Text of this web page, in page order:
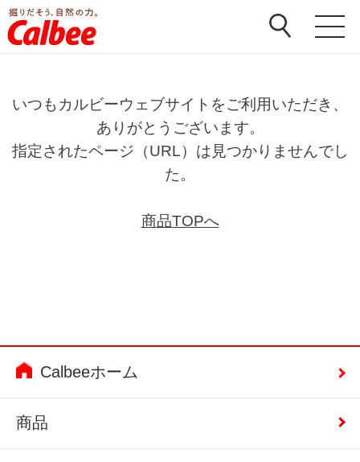
いつもカルビーウェブサイトをご利用いただき、
ありがとうございます。
指定されたページ（URL）は見つかりませんでし
た。
商品TOPへ
Calbeeホーム
商品